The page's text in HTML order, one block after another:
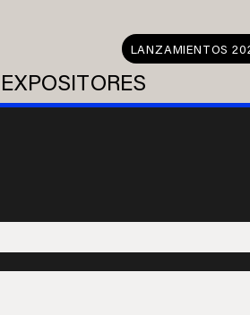
LANZAMIENTOS
EXPOSITORES